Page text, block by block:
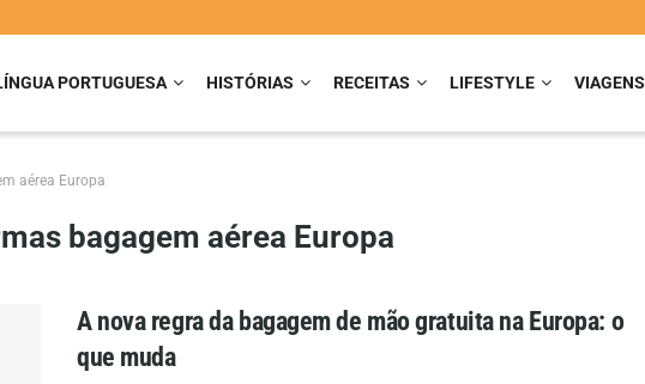
PORTUGUESA HISTÓRIAS RECEITAS LIFESTYLE VIAGENS
aérea Europa
bagagem aérea Europa
A nova regra da bagagem de mão gratuita na Europa: o
que muda